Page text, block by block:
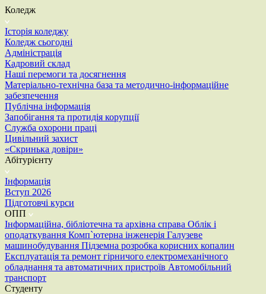
Коледж
Історія коледжу
Коледж сьогодні
Адміністрація
Кадровий склад
Наші перемоги та досягнення
Матеріально-технічна база та методично-інформаційне
забезпечення
Публічна інформація
Запобігання та протидія корупції
Служба охорони праці
Цивільний захист
«Скринька довіри»
Абітурієнту
Інформація
Вступ 2026
Підготовчі курси
ОПП
Інформаційна, бібліотечна та архівна справа Облік і
оподаткування Комп`ютерна інженерія Галузеве
машинобудування Підземна розробка корисних копалин
Експлуатація та ремонт гірничого електромеханічного
обладнання та автоматичних пристроїв Автомобільний
транспорт
Студенту